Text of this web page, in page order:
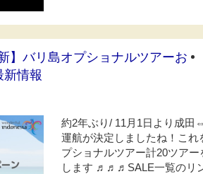
】バリ島オプショナルツアーお
新情報
約2年ぶり/ 11月1日より成
運航が決定しましたね！こ
プショナルツアー計20ツア
します ♬♬♬SALE一覧のリ